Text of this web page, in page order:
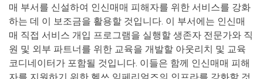
매 부서를 신설하여 인신매매 피해자를 위한 서비스를 강화
하는 데 이 보조금을 활용할 것입니다. 이 부서에는 인신매
매 직접 서비스 개입 프로그램을 실행할 생존자 전문가와 직
원 및 외부 파트너를 위한 교육을 개발할 아웃리치 및 교육
코디네이터가 포함될 것입니다. 이들은 함께 인신매매 피해
자를 지원하기 위한 헬쓰 임페리얼즈의 인프라를 강화할 것